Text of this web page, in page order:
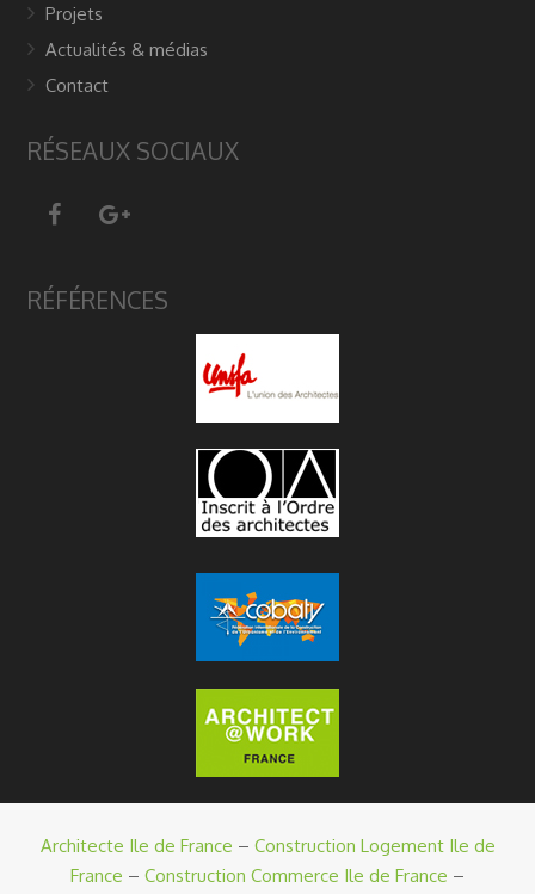
Projets
Actualités & médias
Contact
RÉSEAUX SOCIAUX
RÉFÉRENCES
Architecte Ile de France – Construction Logement Ile de
France – Construction Commerce Ile de France –